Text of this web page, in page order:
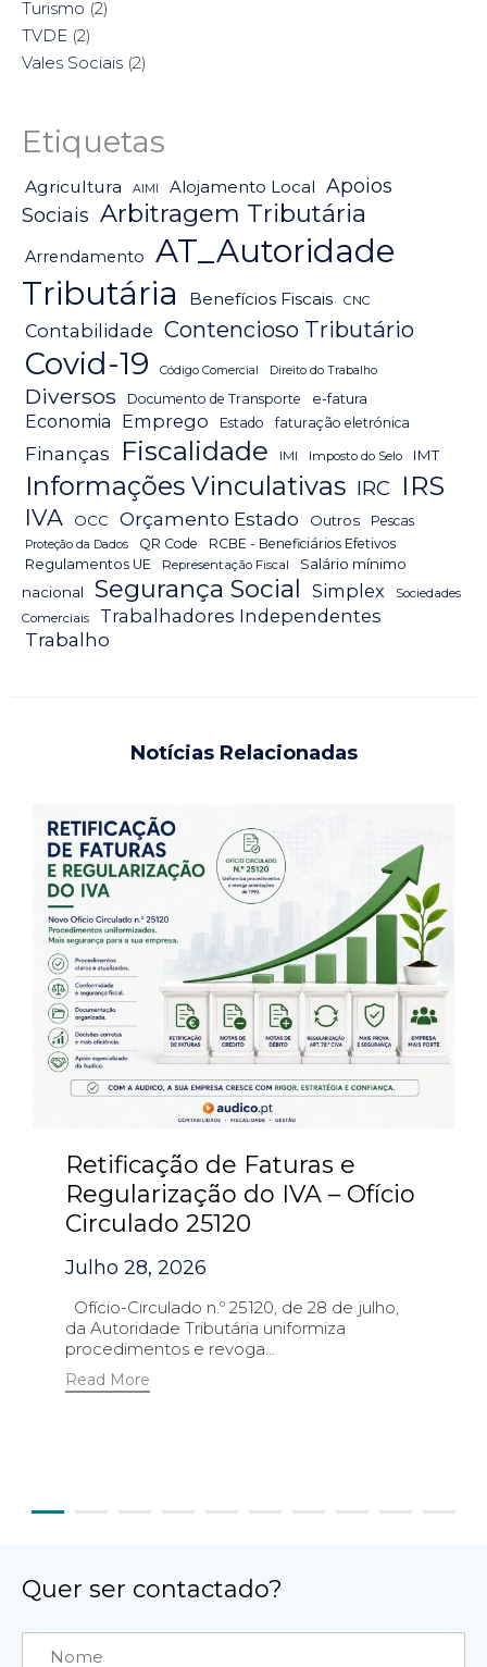
Turismo (2)
TVDE (2)
Vales Sociais (2)
Etiquetas
Agricultura AIMI Alojamento Local
Apoios
Sociais Arbitragem Tributária
Arrendamento
AT_Autoridade
Tributária
Benefícios Fiscais CNC
Contabilidade Contencioso Tributário
Covid-19 Código Comercial Direito do Trabalho
Diversos Documento de Transporte e-fatura
Economia Emprego Estado faturação eletrónica
Finanças Fiscalidade IMI Imposto do Selo IMT
Informações Vinculativas IRC IRS
IVA OCC Orçamento Estado Outros Pescas
Proteção da Dados QR Code
RCBE - Beneficiários Efetivos
Regulamentos UE
Representação Fiscal
Salário mínimo
nacional
Segurança Social Simplex
Sociedades
Comerciais
Trabalhadores Independentes
Trabalho
Notícias Relacionadas
Retificação de Faturas e
Regularização do IVA – Ofício
Circulado 25120
Julho 28, 2026
Ofício-Circulado n.º 25120, de 28 de julho,
da Autoridade Tributária uniformiza
procedimentos e revoga...
Read More
Quer ser contactado?